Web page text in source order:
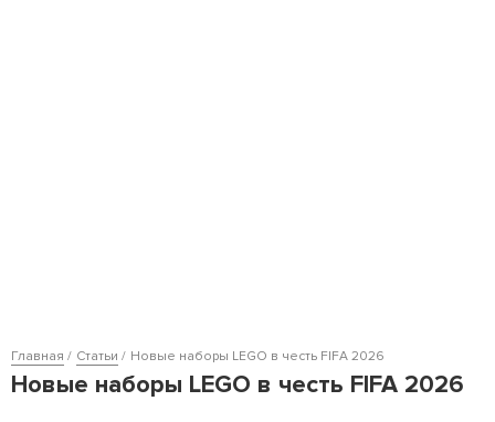
Главная Статьи Новые наборы LEGO в честь FIFA 2026
Новые наборы LEGO в честь FIFA 2026